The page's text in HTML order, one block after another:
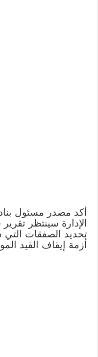
أكد مصدر مسئول
الإدارة سينتظر
تحديد الصفقات التي
أزمة إيقاف القيد